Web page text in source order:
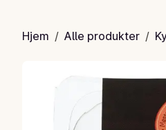
Hjem / Alle produkter /
karbonader